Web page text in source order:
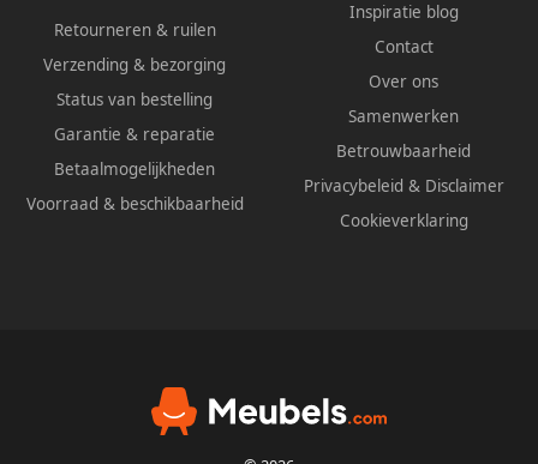
Retourneren & ruilen
Verzending & bezorging
Status van bestelling
Garantie & reparatie
Betaalmogelijkheden
Voorraad & beschikbaarheid
Inspiratie blog
Contact
Over ons
Samenwerken
Betrouwbaarheid
Privacybeleid & Disclaimer
Cookieverklaring